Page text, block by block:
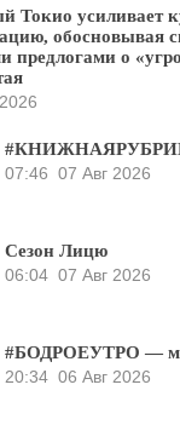
Токио усиливает
обосновывая
предлогами о
07:46 07 Авг 2026
Сезон Лицю
06:04 07 Авг 2026
#БОДРОЕУТРО —
20:34 06 Авг 2026